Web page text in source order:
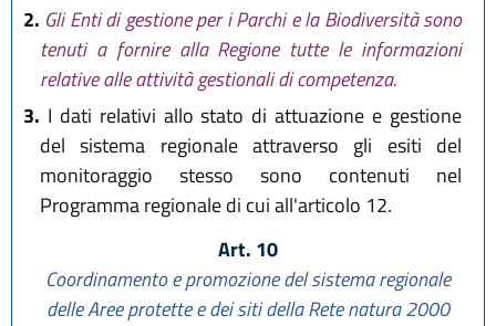
2. Gli Enti di gestione per i Parchi e la Biodiversità sono
tenuti a fornire alla Regione tutte le informazioni
relative alle attività gestionali di competenza.
3. I dati relativi allo stato di attuazione e gestione
del sistema regionale attraverso gli esiti del
monitoraggio stesso sono contenuti nel
Programma regionale di cui all'articolo 12.
Art. 10
Coordinamento e promozione del sistema regionale
delle Aree protette e dei siti della Rete natura 2000